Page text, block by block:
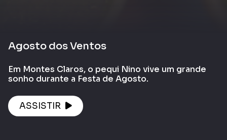
Agosto dos Ventos
Em Montes Claros, o pequi Nino vive um grande
sonho durante a Festa de Agosto.
ASSISTIR